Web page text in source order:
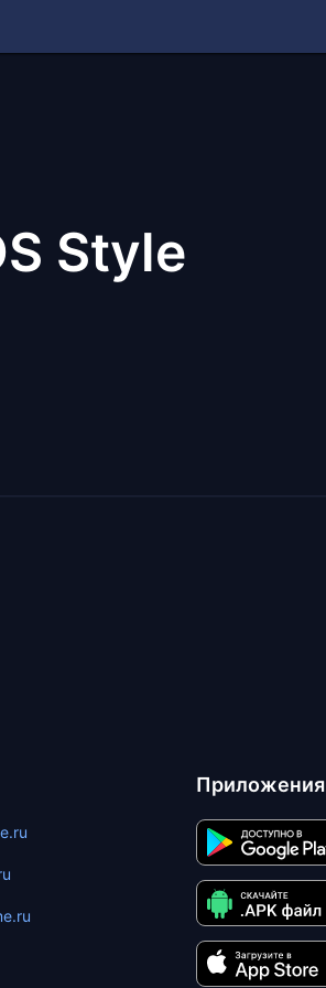
Style
Приложения